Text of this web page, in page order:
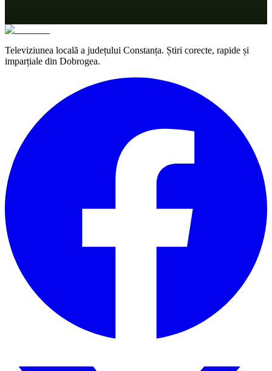
Televiziunea locală a județului Constanța. Știri corecte, rapide și
imparțiale din Dobrogea.